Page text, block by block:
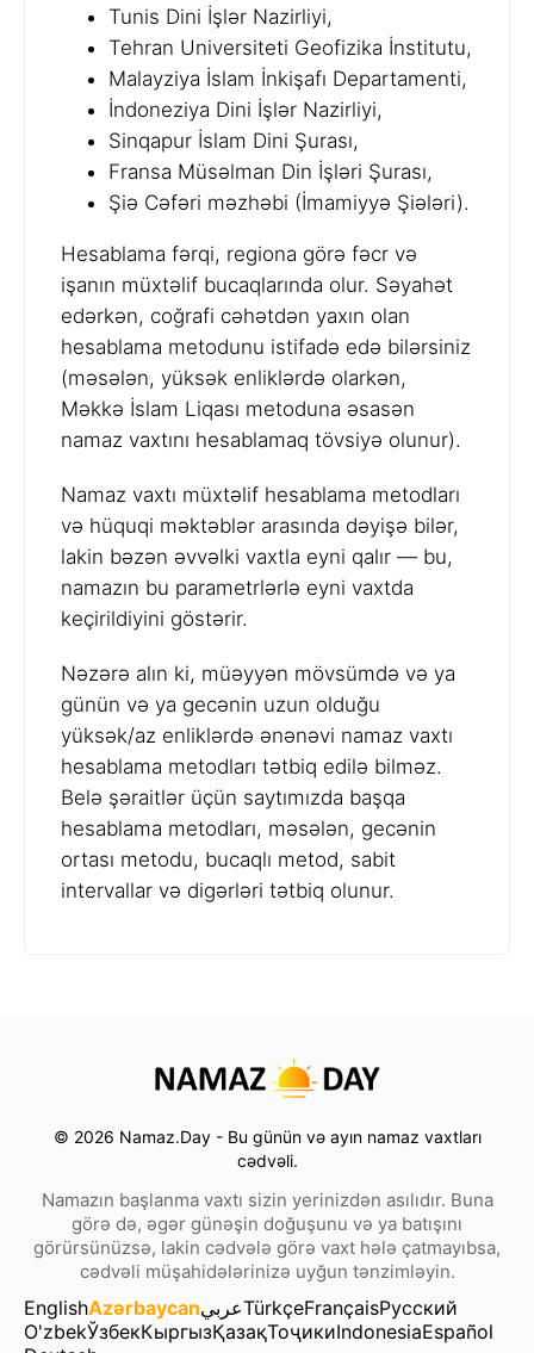
Tunis Dini İşlər Nazirliyi,
Tehran Universiteti Geofizika İnstitutu,
Malayziya İslam İnkişafı Departamenti,
İndoneziya Dini İşlər Nazirliyi,
Sinqapur İslam Dini Şurası,
Fransa Müsəlman Din İşləri Şurası,
Şiə Cəfəri məzhəbi (İmamiyyə Şiələri).
Hesablama fərqi, regiona görə fəcr və
işanın müxtəlif bucaqlarında olur. Səyahət
edərkən, coğrafi cəhətdən yaxın olan
hesablama metodunu istifadə edə bilərsiniz
(məsələn, yüksək enliklərdə olarkən,
Məkkə İslam Liqası metoduna əsasən
namaz vaxtını hesablamaq tövsiyə olunur).
Namaz vaxtı müxtəlif hesablama metodları
və hüquqi məktəblər arasında dəyişə bilər,
lakin bəzən əvvəlki vaxtla eyni qalır — bu,
namazın bu parametrlərlə eyni vaxtda
keçirildiyini göstərir.
Nəzərə alın ki, müəyyən mövsümdə və ya
günün və ya gecənin uzun olduğu
yüksək/az enliklərdə ənənəvi namaz vaxtı
hesablama metodları tətbiq edilə bilməz.
Belə şəraitlər üçün saytımızda başqa
hesablama metodları, məsələn, gecənin
ortası metodu, bucaqlı metod, sabit
intervallar və digərləri tətbiq olunur.
© 2026 Namaz.Day - Bu günün və ayın namaz vaxtları
cədvəli.
Namazın başlanma vaxtı sizin yerinizdən asılıdır. Buna
görə də, əgər günəşin doğuşunu və ya batışını
görürsünüzsə, lakin cədvələ görə vaxt hələ çatmayıbsa,
cədvəli müşahidələrinizə uyğun tənzimləyin.
EnglishAzərbaycanعربيTürkçeFrançaisРусский
O'zbekЎзбекКыргызҚазақТоҷикиIndonesiaEspañol